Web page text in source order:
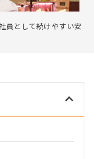
員として続けやすい安